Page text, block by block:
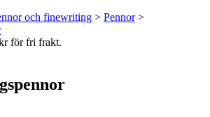
och finewriting > Pennor>
för fri frakt.